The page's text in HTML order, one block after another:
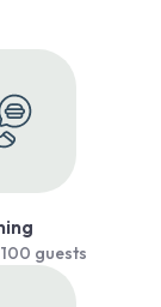
guests